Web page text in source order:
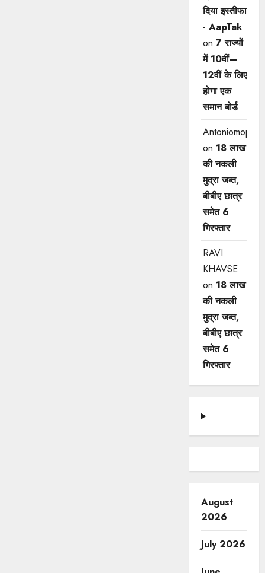
दिया इस्तीफा
- AapTak
on 7 राज्यों
में 10वीं—
12वीं ​के लिए
होगा एक
समान बोर्ड
Antoniomop
on 18 लाख
की नकली
मुद्रा जब्त,
बीबीए छात्र
समेत 6
गिरफ्तार
RAVI
KHAVSE
on 18 लाख
की नकली
मुद्रा जब्त,
बीबीए छात्र
समेत 6
गिरफ्तार
August
2026
July 2026